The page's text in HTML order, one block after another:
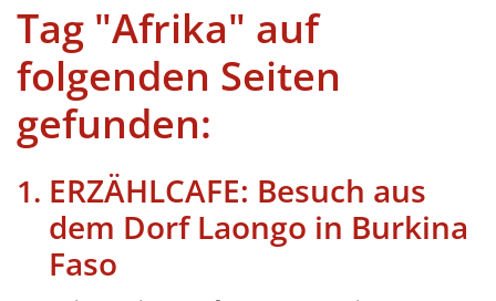
Tag "Afrika" auf
folgenden Seiten
gefunden:
ERZÄHLCAFE: Besuch aus
dem Dorf Laongo in Burkina
Faso